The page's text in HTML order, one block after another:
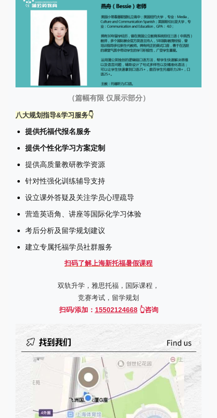
（篇幅有限 仅展示部分）
八大规划指导&学习服务👇
提供托福代报名服务
提供个性化学习方案定制
提供高质量教研教学资源
针对性强化训练辅导支持
设立课外答疑及关注学员心理疏导
营造英语角、讲座等国际化学习体验
考后分析及留学规划建议
建立专属托福学员社群服务
扫码了解上海新托福暑假课程
双轨升学，雅思托福，国际课程，
竞赛考试，留学规划
扫码/添加： 15502124668👆咨询